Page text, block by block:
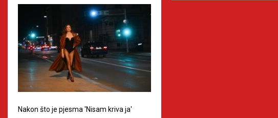
Nakon što je pjesma 'Nisam kriva ja'